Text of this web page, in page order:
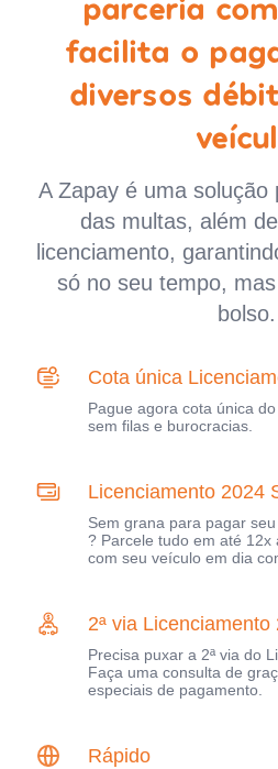
facilita o
diversos
A Zapay é uma solução
das multas, além
licenciamento,
só no seu tempo,
bolso.
Cota única
Pague agora cota única
sem filas e burocracias.
Licenciamento 2024
Sem grana para pagar
? Parcele tudo em até 12x
com seu veículo em dia
2ª via Licenciamento
Precisa puxar a 2ª via do
Faça uma consulta de
especiais de pagamento.
Rápido